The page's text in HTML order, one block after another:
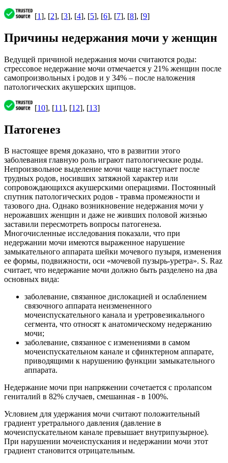
[1], [2], [3], [4], [5], [6], [7], [8], [9]
Причины недержания мочи у женщин
Ведущей причиной недержания мочи считаются роды:
стрессовое недержание мочи отмечается у 21% женщин после
самопроизвольных i родов и у 34% – после наложения
патологических акушерских щипцов.
[10], [11], [12], [13]
Патогенез
В настоящее время доказано, что в развитии этого
заболевания главную роль играют патологические роды.
Непроизвольное выделение мочи чаще наступает после
трудных родов, носивших затяжной характер или
сопровождающихся акушерскими операциями. Постоянный
спутник патологических родов - травма промежности и
тазового дна. Однако возникновение недержания мочи у
нерожавших женщин и даже не живших половой жизнью
заставили пересмотреть вопросы патогенеза.
Многочисленные исследования показали, что при
недержании мочи имеются выраженное нарушение
замыкательного аппарата шейки мочевого пузыря, изменения
ее формы, подвижности, оси «мочевой пузырь-уретра». S. Raz
считает, что недержание мочи должно быть разделено на два
основных вида:
заболевание, связанное дислокацией и ослаблением
связочного аппарата неизмененного
мочеиспускательного канала и уретровезикального
сегмента, что относят к анатомическому недержанию
мочи;
заболевание, связанное с изменениями в самом
мочеиспускательном канале и сфинктерном аппарате,
приводящими к нарушению функции замыкательного
аппарата.
Недержание мочи при напряжении сочетается с пролапсом
гениталий в 82% случаев, смешанная - в 100%.
Условием для удержания мочи считают положительный
градиент уретрального давления (давление в
мочеиспускательном канале превышает внутрипузырное).
При нарушении мочеиспускания и недержании мочи этот
градиент становится отрицательным.